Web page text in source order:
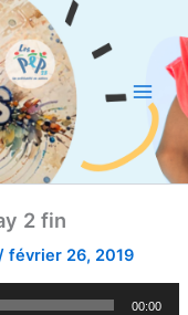
2 fin
février 26, 2019
00:00